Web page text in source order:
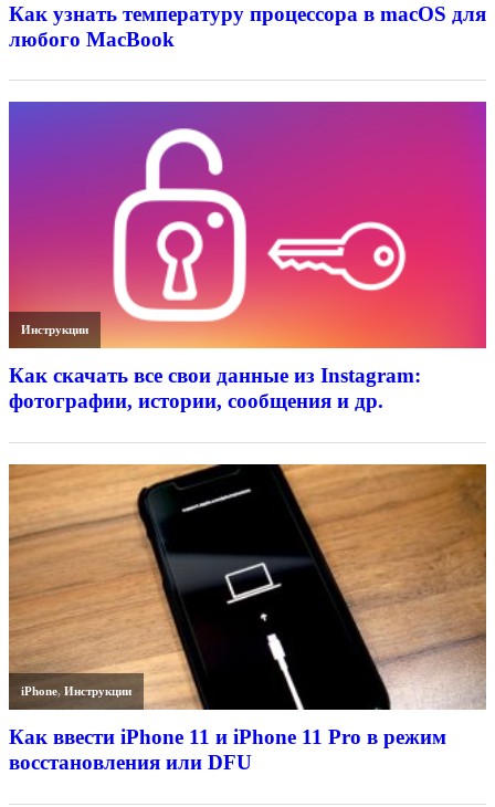
Как узнать температуру процессора в macOS для
любого MacBook
Инструкции
Как скачать все свои данные из Instagram:
фотографии, истории, сообщения и др.
iPhone,Инструкции
Как ввести iPhone 11 и iPhone 11 Pro в режим
восстановления или DFU